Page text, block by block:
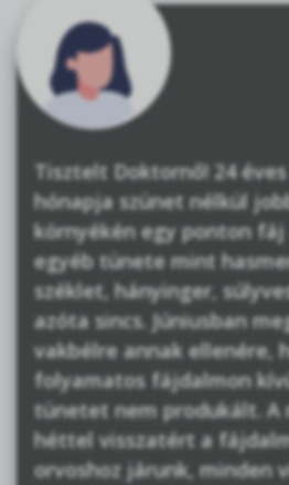
Tisztelt Doktornő! 24
hónapja szünet nélkül
környékén egy ponton fáj
egyéb tünete mint
széklet, hányinger,
azóta sincs. Júniusban
vakbélre annak ellenére,
folyamatos fájdalmon
tünetet nem produkált. A
héttel visszatért a
orvoshoz járunk, minden